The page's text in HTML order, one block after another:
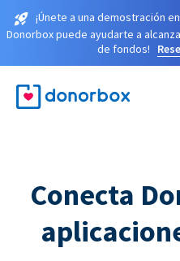
¡Únete a una demostración
Donorbox puede ayudarte a
de fondos!
Conecta